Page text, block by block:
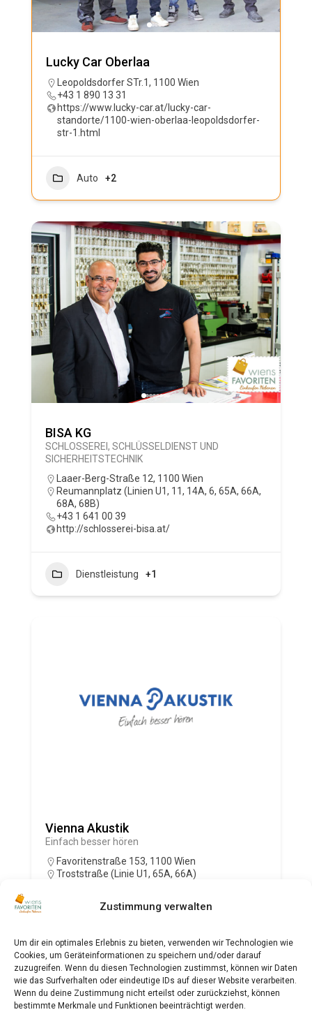
Zustimmung verwalten
Um dir ein optimales Erlebnis zu bieten, verwenden wir Technologien wie
Cookies, um Geräteinformationen zu speichern und/oder darauf
zuzugreifen. Wenn du diesen Technologien zustimmst, können wir Daten
wie das Surfverhalten oder eindeutige IDs auf dieser Website verarbeiten.
Wenn du deine Zustimmung nicht erteilst oder zurückziehst, können
bestimmte Merkmale und Funktionen beeinträchtigt werden.
Lucky Car Oberlaa
Leopoldsdorfer STr.1, 1100 Wien
+43 1 890 13 31
https://www.lucky-car.at/lucky-car-
standorte/1100-wien-oberlaa-leopoldsdorfer-
str-1.html
Auto +2
BISA KG
SCHLOSSEREI, SCHLÜSSELDIENST UND
SICHERHEITSTECHNIK
Laaer-Berg-Straße 12, 1100 Wien
Reumannplatz (Linien U1, 11, 14A, 6, 65A, 66A,
68A, 68B)
+43 1 641 00 39
http://schlosserei-bisa.at/
Dienstleistung +1
Vienna Akustik
Einfach besser hören
Favoritenstraße 153, 1100 Wien
Troststraße (Linie U1, 65A, 66A)
Gesundheit